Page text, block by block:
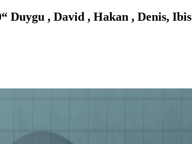
Duygu , David , Hakan , Denis, Ibis